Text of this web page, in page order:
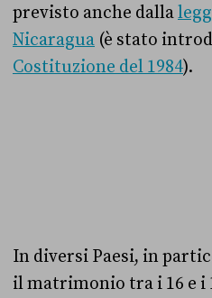
previsto anche dalla
Nicaragua (è stato
Costituzione del 1984).
In diversi Paesi, in
il matrimonio tra i 16 e i